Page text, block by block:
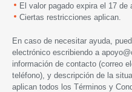
El valor pagado expira el 17 de
Ciertas restricciones aplican.
En caso de necesitar ayuda,
electrónico escribiendo a
información de contacto (correo
teléfono), y descripción de la
aplican todos los Términos y